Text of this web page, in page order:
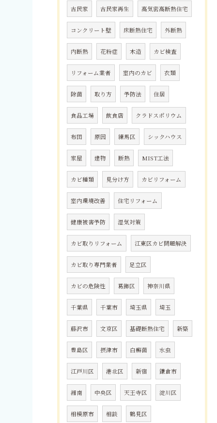
古民家 古民家再生 高気密高断熱住宅
コンクリート壁 床断熱住宅 外断熱
内断熱 花粉症 木造 カビ検査
リフォーム業者 室内のカビ 衣類
除菌 取り方 予防法 住居
食品工場 飲食店 クラドスポリウム
布団 原因 練馬区 シックハウス
家屋 建物 断熱 MIST工法
カビ種類 見分け方 カビリフォーム
室内環境改善 住宅リフォーム
健康被害予防 湿気対策
カビ取りリフォーム 江東区カビ問題解決
カビ取り専門業者 足立区
カビの危険性 葛飾区 神奈川県
千葉県 千葉市 埼玉県 埼玉
藤沢市 文京区 基礎断熱住宅 新築
豊島区 摂津市 白癬菌 水虫
江戸川区 港北区 新宿 鎌倉市
湘南 中央区 天王寺区 淀川区
相模原市 相談 鶴見区